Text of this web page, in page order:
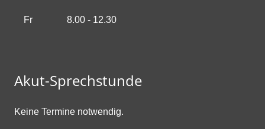
Fr 8.00 - 12.30
Akut-Sprechstunde
Keine Termine notwendig.